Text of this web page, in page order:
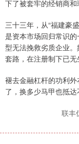
下了被套牢的经销商和
三十三年，从“福建豪
是资本市场回归常识
型无法挽救劣质企业
套路，在注册制下已无
褪去金融杠杆的功利
了，换多少马甲也抵达
联丰